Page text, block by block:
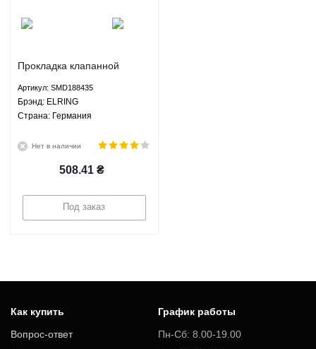
Прокладка клапанной
Хавал H3 Н5 Вингл 5 ЗХ
Лендмарк - SMD188435
ELRING
Артикул: SMD188435
Брэнд: ELRING
Страна: Германия
Нет в наличии
508.41 ₴
Под заказ
Как купить
Вопрос-ответ
График работы
Пн-Сб: 8.00-19.00